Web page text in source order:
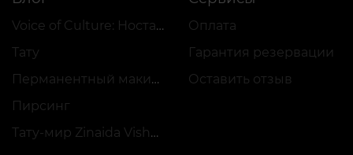
Voice of Culture: Ностальгия по 2000-м
Тату
Перманентный макияж
Пирсинг
Тату-мир Zinaida Vishenka
Оплата
Гарантия резервации
Оставить отзыв